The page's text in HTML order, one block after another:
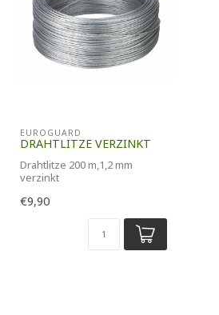
EUROGUARD
DRAHTLITZE VERZINKT
Drahtlitze 200 m,1,2 mm
verzinkt
€9,90